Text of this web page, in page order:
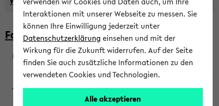
Faculty of Biology
200923
Wendisch, Peters-Wendisch, Stegelmann
Interaktionen mit unserer Webseite zu messen. Sie
können Ihre Einwilligung jederzeit unter
Datenschutzerklärung einsehen und mit der
Wirkung für die Zukunft widerrufen. Auf der Seite
finden Sie auch zusätzliche Informationen zu den
verwendeten Cookies und Technologien.
Alle akzeptieren